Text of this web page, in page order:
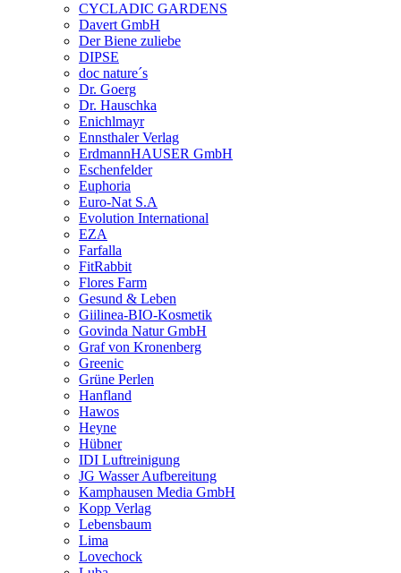
CYCLADIC GARDENS
Davert GmbH
Der Biene zuliebe
DIPSE
doc nature´s
Dr. Goerg
Dr. Hauschka
Enichlmayr
Ennsthaler Verlag
ErdmannHAUSER GmbH
Eschenfelder
Euphoria
Euro-Nat S.A
Evolution International
EZA
Farfalla
FitRabbit
Flores Farm
Gesund & Leben
Giilinea-BIO-Kosmetik
Govinda Natur GmbH
Graf von Kronenberg
Greenic
Grüne Perlen
Hanfland
Hawos
Heyne
Hübner
IDI Luftreinigung
JG Wasser Aufbereitung
Kamphausen Media GmbH
Kopp Verlag
Lebensbaum
Lima
Lovechock